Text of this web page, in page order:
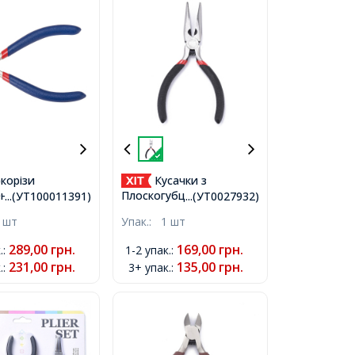
...(УТ100011391)
для
Сталь, Сині,
шт
: 289,00 грн.
: 231,00 грн.
...(УТ0027932)
Кусачки з
Плоскогубцями 2в1
Рукоділля та Біжутерії,
Упак.: 1 шт
1-2 упак.: 169,00 грн.
3+ упак.: 135,00 грн.